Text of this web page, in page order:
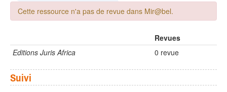
Cette ressource n'a pas de revue dans Mir@bel.
Revues
Editions Juris Africa
0 revue
Suivi